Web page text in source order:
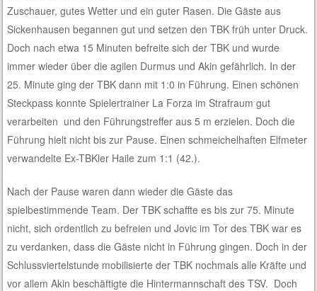
Zuschauer, gutes Wetter und ein guter Rasen. Die Gäste aus
Sickenhausen begannen gut und setzen den TBK früh unter Druck.
Doch nach etwa 15 Minuten befreite sich der TBK und wurde
immer wieder über die agilen Durmus und Akin gefährlich. In der
25. Minute ging der TBK dann mit 1:0 in Führung. Einen schönen
Steckpass konnte Spielertrainer La Forza im Strafraum gut
verarbeiten und den Führungstreffer aus 5 m erzielen. Doch die
Führung hielt nicht bis zur Pause. Einen schmeichelhaften Elfmeter
verwandelte Ex-TBKler Haile zum 1:1 (42.).
Nach der Pause waren dann wieder die Gäste das
spielbestimmende Team. Der TBK schaffte es bis zur 75. Minute
nicht, sich ordentlich zu befreien und Jovic im Tor des TBK war es
zu verdanken, dass die Gäste nicht in Führung gingen. Doch in der
Schlussviertelstunde mobilisierte der TBK nochmals alle Kräfte und
vor allem Akin beschäftigte die Hintermannschaft des TSV. Doch